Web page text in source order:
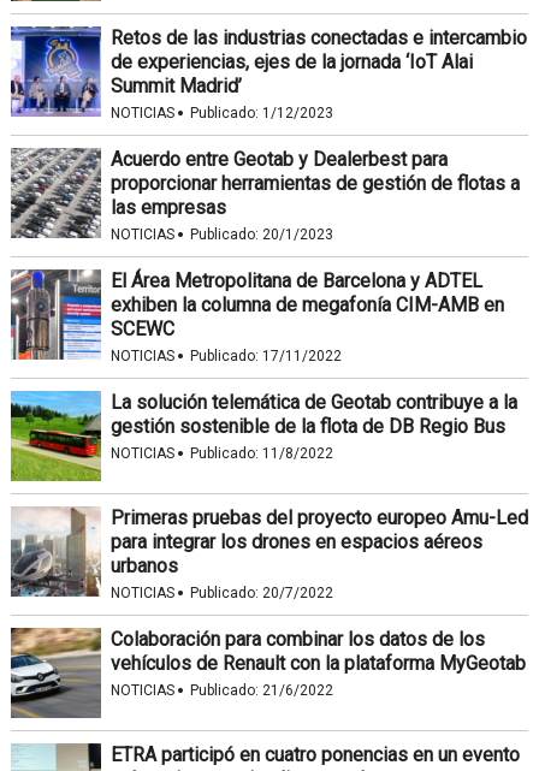
Retos de las industrias conectadas e intercambio
de experiencias, ejes de la jornada ‘IoT Alai
Summit Madrid’
NOTICIAS · Publicado: 1/12/2023
Acuerdo entre Geotab y Dealerbest para
proporcionar herramientas de gestión de flotas a
las empresas
NOTICIAS · Publicado: 20/1/2023
El Área Metropolitana de Barcelona y ADTEL
exhiben la columna de megafonía CIM-AMB en
SCEWC
NOTICIAS · Publicado: 17/11/2022
La solución telemática de Geotab contribuye a la
gestión sostenible de la flota de DB Regio Bus
NOTICIAS · Publicado: 11/8/2022
Primeras pruebas del proyecto europeo Amu-Led
para integrar los drones en espacios aéreos
urbanos
NOTICIAS · Publicado: 20/7/2022
Colaboración para combinar los datos de los
vehículos de Renault con la plataforma MyGeotab
NOTICIAS · Publicado: 21/6/2022
ETRA participó en cuatro ponencias en un evento